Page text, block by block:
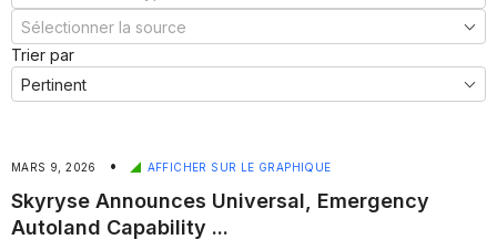
Trier par
MARS 9, 2026 • AFFICHER SUR LE GRAPHIQUE
Skyryse Announces Universal, Emergency
Autoland Capability ...